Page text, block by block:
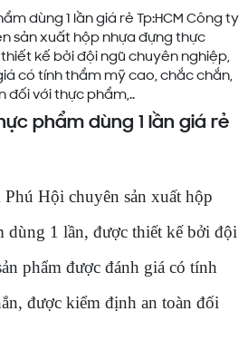
dùng 1 lần giá rẻ Tp:HCM Công ty
sản xuất hộp nhựa đựng thực
kế bởi đội ngũ chuyên nghiệp,
có tính thẩm mỹ cao, chắc chắn,
đối với thực phẩm,..
phẩm dùng 1 lần giá rẻ
Hội chuyên sản xuất hộp
dùng 1 lần, được thiết kế bởi đội
phẩm được đánh giá có tính
được kiểm định an toàn đối